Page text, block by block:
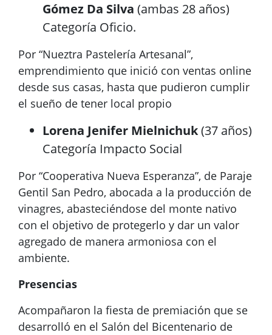
Gómez Da Silva (ambas 28 años)
Categoría Oficio.
Por “Nueztra Pastelería Artesanal”,
emprendimiento que inició con ventas online
desde sus casas, hasta que pudieron cumplir
el sueño de tener local propio
Lorena Jenifer Mielnichuk(37 años)
Categoría Impacto Social
Por “Cooperativa Nueva Esperanza”, de Paraje
Gentil San Pedro, abocada a la producción de
vinagres, abasteciéndose del monte nativo
con el objetivo de protegerlo y dar un valor
agregado de manera armoniosa con el
ambiente.
Presencias
Acompañaron la fiesta de premiación que se
desarrolló en el Salón del Bicentenario de